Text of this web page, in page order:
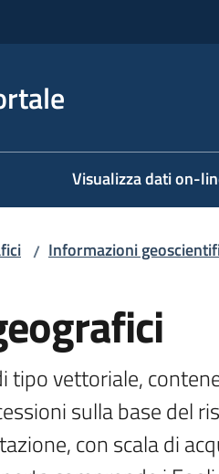
Visualizza dati on-
/ Informazioni
tipo vettoriale,
sulla base del
con scala di